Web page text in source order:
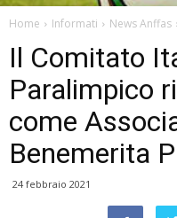
Home Informati News Anffas
Il Comitato
Paralimpico
come
Benemerita
24 febbraio 2021